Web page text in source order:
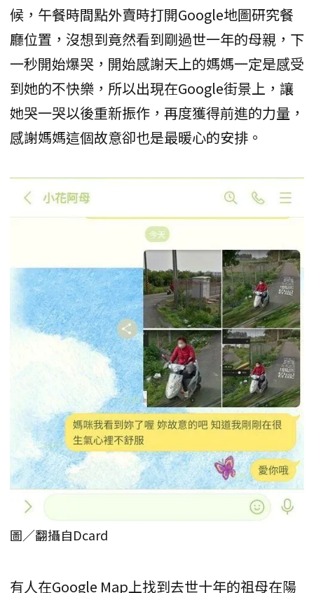
候，午餐時間點外賣時打開Google地圖研究餐
廳位置，沒想到竟然看到剛過世一年的母親，下
一秒開始爆哭，開始感謝天上的媽媽一定是感受
到她的不快樂，所以出現在Google街景上，讓
她哭一哭以後重新振作，再度獲得前進的力量，
感謝媽媽這個故意卻也是最暖心的安排。
圖／翻攝自Dcard
有人在Google Map上找到去世十年的祖母在陽